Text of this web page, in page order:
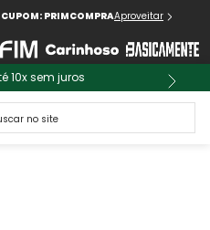
PRIMCOMPRAAproveitar
10x sem juros
site